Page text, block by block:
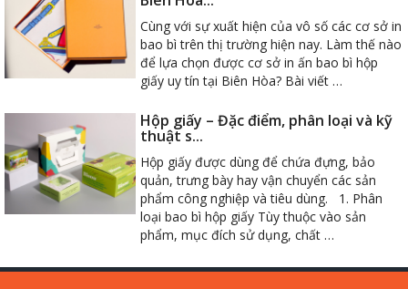
Cùng với sự xuất hiện của vô số các cơ sở in
bao bì trên thị trường hiện nay. Làm thế nào
để lựa chọn được cơ sở in ấn bao bì hộp
giấy uy tín tại Biên Hòa? Bài viết …
Hộp giấy – Đặc điểm, phân loại và kỹ
thuật s...
Hộp giấy được dùng để chứa đựng, bảo
quản, trưng bày hay vận chuyển các sản
phẩm công nghiệp và tiêu dùng. 1. Phân
loại bao bì hộp giấy Tùy thuộc vào sản
phẩm, mục đích sử dụng, chất …